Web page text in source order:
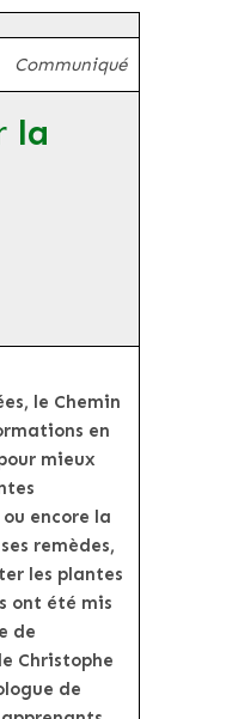
Communiqué
la
le Chemin
en
mieux
encore la
remèdes,
les plantes
ont été mis
de
Christophe
de